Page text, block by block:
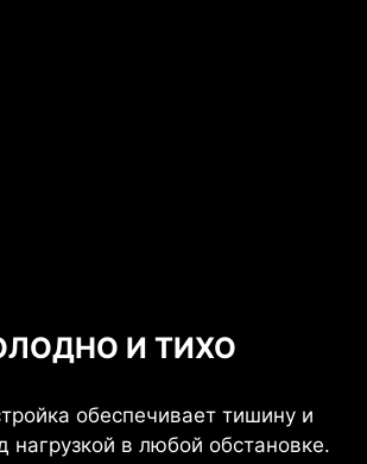
И ТИХО
обеспечивает тишину и
нагрузкой в любой обстановке.